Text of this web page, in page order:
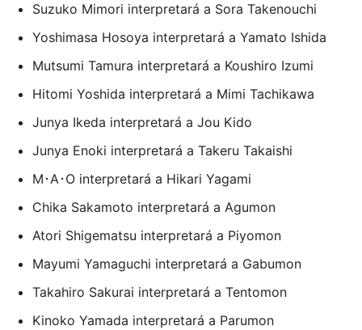
Suzuko Mimori interpretará a Sora Takenouchi
Yoshimasa Hosoya interpretará a Yamato Ishida
Mutsumi Tamura interpretará a Koushiro Izumi
Hitomi Yoshida interpretará a Mimi Tachikawa
Junya Ikeda interpretará a Jou Kido
Junya Enoki interpretará a Takeru Takaishi
M･A･O interpretará a Hikari Yagami
Chika Sakamoto interpretará a Agumon
Atori Shigematsu interpretará a Piyomon
Mayumi Yamaguchi interpretará a Gabumon
Takahiro Sakurai interpretará a Tentomon
Kinoko Yamada interpretará a Parumon